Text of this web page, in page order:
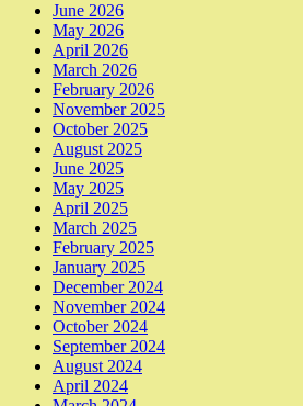
June 2026
May 2026
April 2026
March 2026
February 2026
November 2025
October 2025
August 2025
June 2025
May 2025
April 2025
March 2025
February 2025
January 2025
December 2024
November 2024
October 2024
September 2024
August 2024
April 2024